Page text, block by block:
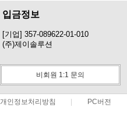
입금정보
[기업] 357-089622-01-010
(주)제이솔루션
비회원 1:1 문의
개인정보처리방침 PC버전